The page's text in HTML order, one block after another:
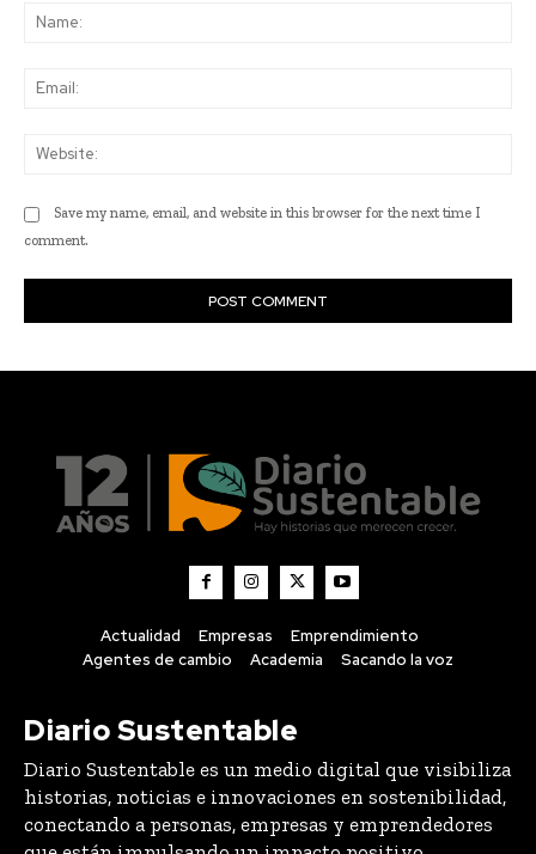
Actualidad Empresas
Emprendimiento
Agentes de cambio
Academia Sacando la voz
Diario Sustentable
Diario Sustentable es un medio digital que visibiliza
historias, noticias e innovaciones en sostenibilidad,
conectando a personas, empresas y emprendedores